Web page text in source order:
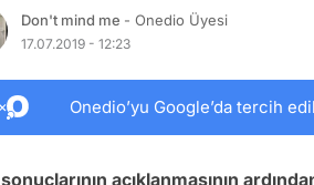
Don't mind me - Onedio Üyesi
17.07.2019 - 12:23
Onedio’yu Google’da tercih
sonuçlarının açıklanmasının